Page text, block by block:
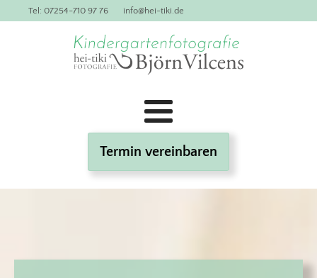
Tel: 07254-710 97 76 info@hei-tiki.de
Termin vereinbaren